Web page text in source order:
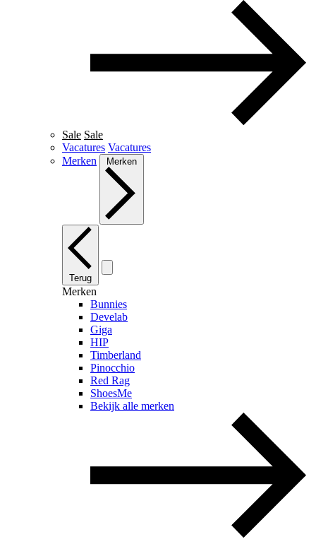
Sale Sale
Vacatures Vacatures
Merken
Merken
Terug
Merken
Bunnies
Develab
Giga
HIP
Timberland
Pinocchio
Red Rag
ShoesMe
Bekijk alle merken